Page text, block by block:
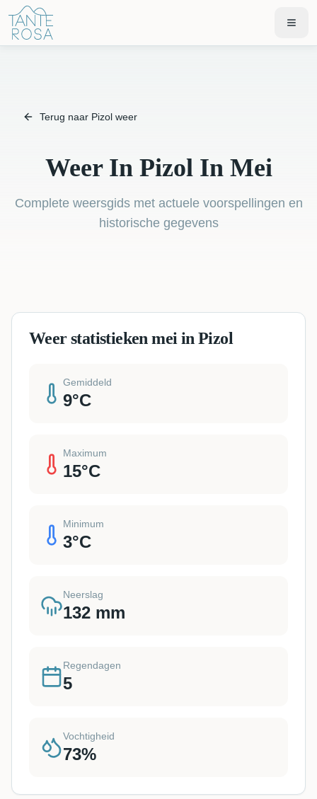
Terug naar Pizol weer
Weer In Pizol In Mei
Complete weersgids met actuele voorspellingen en
historische gegevens
Weer statistieken mei in Pizol
Gemiddeld
9°C
Maximum
15°C
Minimum
3°C
Neerslag
132 mm
Regendagen
5
Vochtigheid
73%